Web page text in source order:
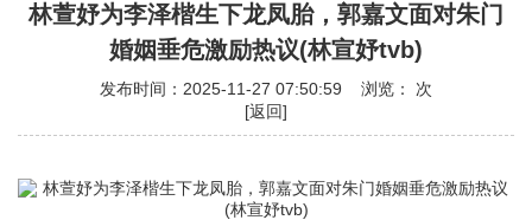
林萱妤为李泽楷生下龙凤胎，郭嘉文面对朱门
婚姻垂危激励热议(林宣妤tvb)
发布时间：2025-11-27 07:50:59 浏览：
次
[返回]